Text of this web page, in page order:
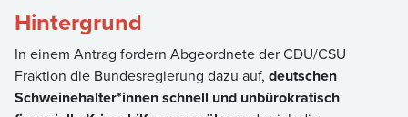
Hintergrund
In einem Antrag fordern Abgeordnete der CDU/CSU
Fraktion die Bundesregierung dazu auf, deutschen
Schweinehalter*innen schnell und unbürokratisch